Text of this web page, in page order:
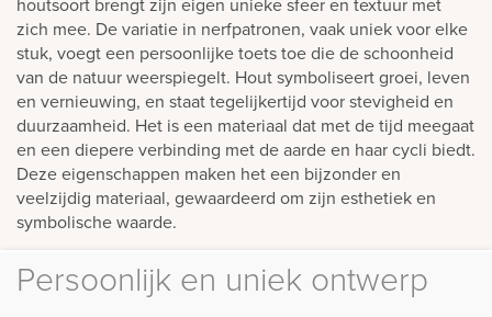
zich mee. De variatie in nerfpatronen, vaak uniek voor elke
stuk, voegt een persoonlijke toets toe die de schoonheid
van de natuur weerspiegelt. Hout symboliseert groei, leven
en vernieuwing, en staat tegelijkertijd voor stevigheid en
duurzaamheid. Het is een materiaal dat met de tijd meegaat
en een diepere verbinding met de aarde en haar cycli biedt.
Deze eigenschappen maken het een bijzonder en
veelzijdig materiaal, gewaardeerd om zijn esthetiek en
symbolische waarde.
Persoonlijk en uniek ontwerp